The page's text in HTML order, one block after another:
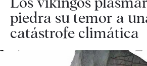
piedra su temor a
catástrofe climática